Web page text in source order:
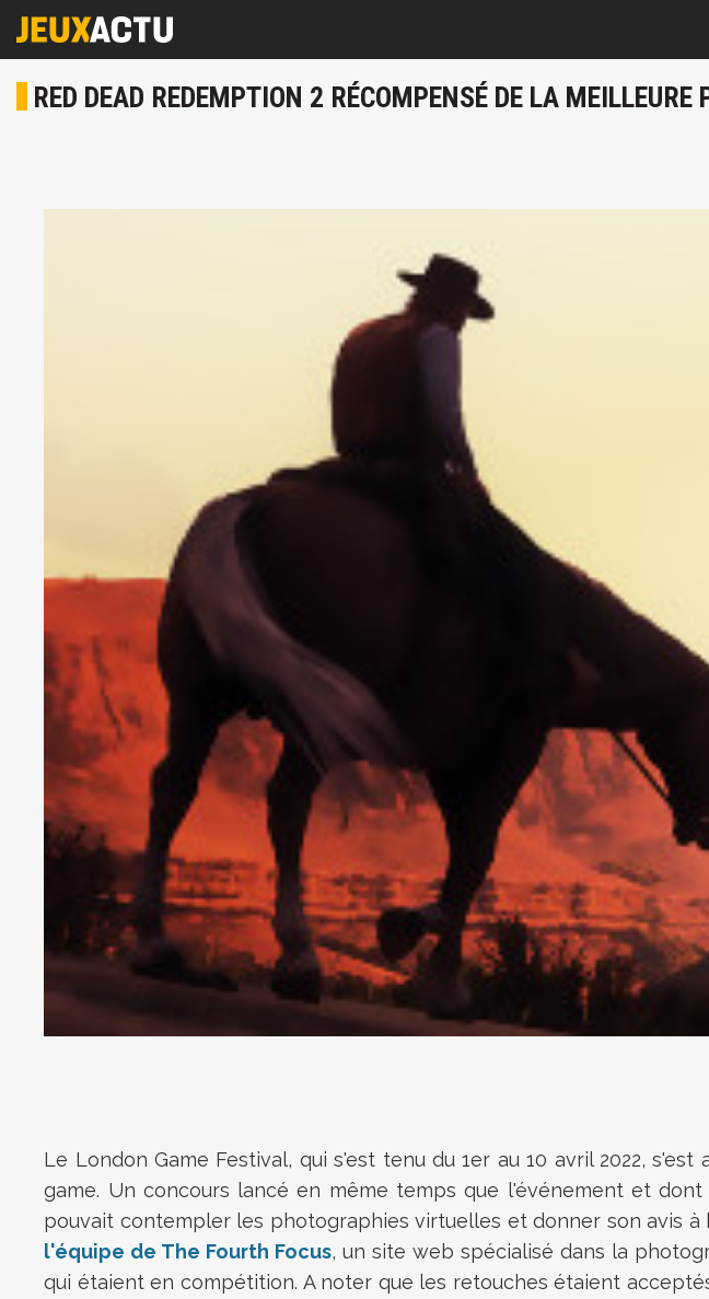
RED DEAD REDEMPTION 2 RÉCOMPENSÉ DE LA
Le London Game Festival, qui s'est tenu du 1er au 10 avril 2022,
game. Un concours lancé en même temps que l'événement et
pouvait contempler les photographies virtuelles et donner son avis à
l'équipe de The Fourth Focus, un site web spécialisé dans la
qui étaient en compétition. A noter que les retouches étaient